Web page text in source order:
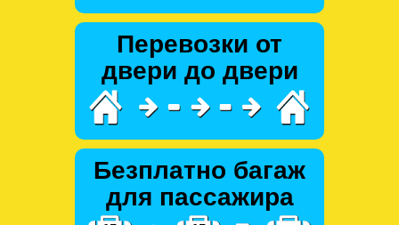
Перевозки от
двери до двери
Безплатно багаж
для пассажира